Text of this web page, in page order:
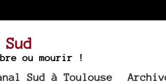
ou mourir !
Sud à Toulouse